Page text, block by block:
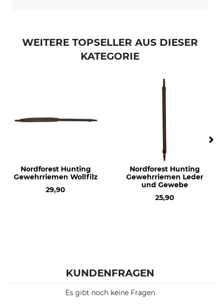
WEITERE TOPSELLER AUS DIESER
KATEGORIE
Nordforest Hunting
Gewehrriemen Wollfilz
29,90
Nordforest Hunting
Gewehrriemen Leder
und Gewebe
25,90
KUNDENFRAGEN
Es gibt noch keine Fragen